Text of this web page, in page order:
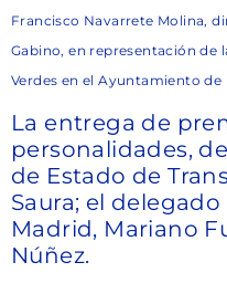
Francisco Navarrete Molina,
Gabino, en representación de
Verdes en el Ayuntamiento de
La entrega de
personalidades,
de Estado de
Saura; el
Madrid, Mariano
Núñez.